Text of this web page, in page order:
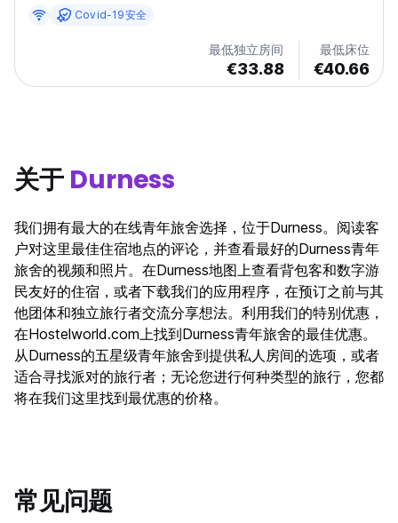
Covid-19安全
最低独立房间
€33.88
最低床位
€40.66
关于 Durness
我们拥有最大的在线青年旅舍选择，位于Durness。阅读客
户对这里最佳住宿地点的评论，并查看最好的Durness青年
旅舍的视频和照片。在Durness地图上查看背包客和数字游
民友好的住宿，或者下载我们的应用程序，在预订之前与其
他团体和独立旅行者交流分享想法。利用我们的特别优惠，
在Hostelworld.com上找到Durness青年旅舍的最佳优惠。
从Durness的五星级青年旅舍到提供私人房间的选项，或者
适合寻找派对的旅行者；无论您进行何种类型的旅行，您都
将在我们这里找到最优惠的价格。
常见问题